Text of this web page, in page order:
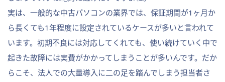
実は、一般的な中古パソコンの業界では、保証期間が1ヶ月か
ら長くても1年程度に設定されているケースが多いと言われて
います。初期不良には対応してくれても、使い続けていく中で
起きた故障には実費がかかってしまうことが多いんです。だか
らこそ、法人での大量導入に二の足を踏んでしまう担当者さ